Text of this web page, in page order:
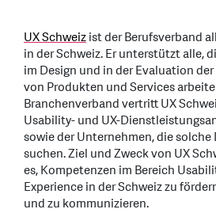
UX Schweizist der Berufsverband
in der Schweiz. Er unterstützt alle,
im Design und in der Evaluation der
von Produkten und Services
Branchenverband vertritt UX
Usability- und UX-
sowie der Unternehmen, die
suchen. Ziel und Zweck von UX
es, Kompetenzen im Bereich
Experience in der Schweiz zu
und zu kommunizieren.